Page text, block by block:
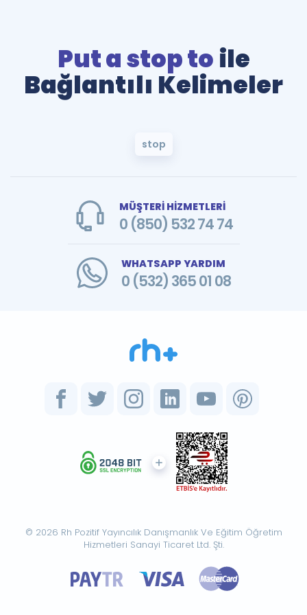
Put a stop to ile
Bağlantılı Kelimeler
stop
MÜŞTERİ HİZMETLERİ
0 (850) 532 74 74
WHATSAPP YARDIM
0 (532) 365 01 08
© 2026 Rh Pozitif Yayıncılık Danışmanlık Ve Eğitim Öğretim
Hizmetleri Sanayi Ticaret Ltd. Şti.